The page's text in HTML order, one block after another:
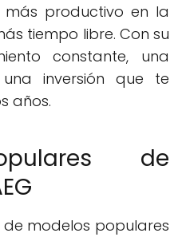
productivo en la
tiempo libre. Con su
constante, una
inversión que te
años.
de
modelos populares